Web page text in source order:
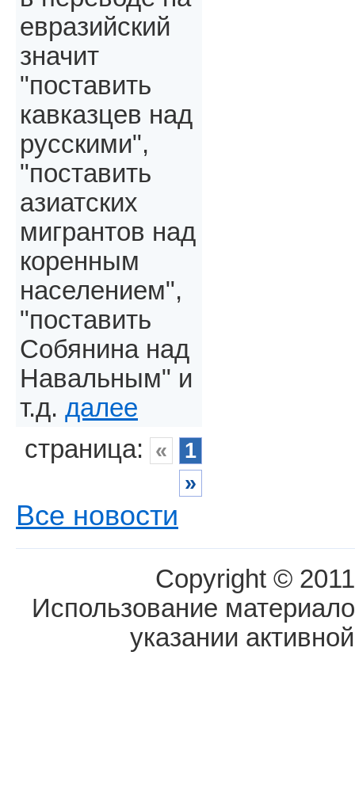
евразийский
значит
"поставить
кавказцев над
русскими",
"поставить
азиатских
мигрантов над
коренным
населением",
"поставить
Собянина над
Навальным" и
т.д. далее
страница: «
1
»
Все новости
Copyright ©
Использование
указании